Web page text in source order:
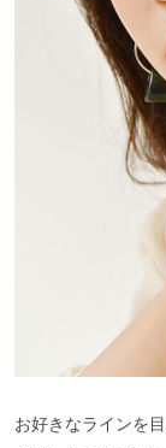
お好きなラインを